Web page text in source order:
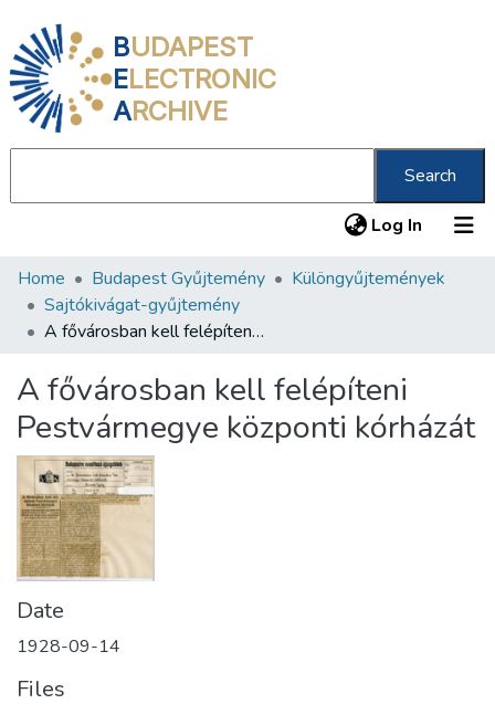
BUDAPEST
ELECTRONIC
ARCHIVE
Search
Log In (current)
Communities & Collections
All of DSpace
About us
Home Budapest Gyűjtemény
Különgyűjtemények
Sajtókivágat-gyűjtemény
A fővárosban kell felépíteni Pestvármegye központi kórházát
A fővárosban kell felépíteni
Pestvármegye központi kórházát
Date
1928-09-14
Files